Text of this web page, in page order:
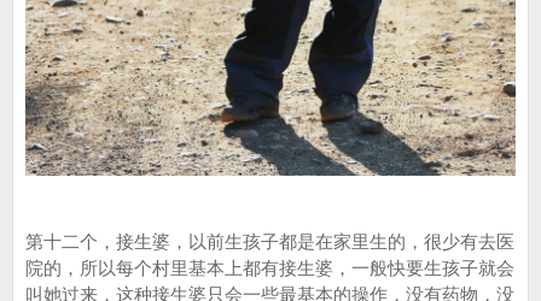
第十二个，接生婆，以前生孩子都是在家里生的，很少有去医
院的，所以每个村里基本上都有接生婆，一般快要生孩子就会
叫她过来，这种接生婆只会一些最基本的操作，没有药物，没